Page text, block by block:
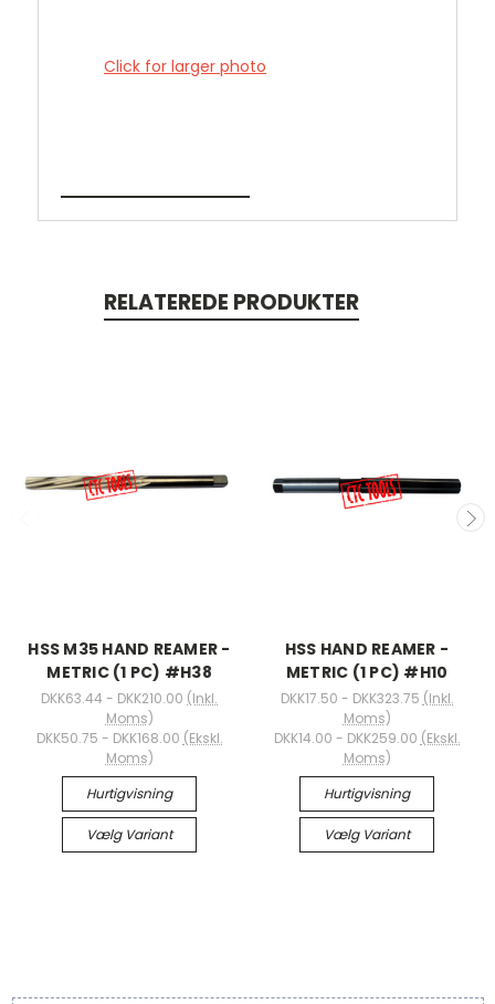
Click for larger photo
RELATEREDE PRODUKTER
HSS M35 HAND REAMER -
METRIC (1 PC) #H38
DKK63.44 - DKK210.00 (Inkl.
Moms)
DKK50.75 - DKK168.00 (Ekskl.
Moms)
Hurtigvisning
Vælg Variant
HSS HAND REAMER -
METRIC (1 PC) #H10
DKK17.50 - DKK323.75 (Inkl.
Moms)
DKK14.00 - DKK259.00 (Ekskl.
Moms)
Hurtigvisning
Vælg Variant